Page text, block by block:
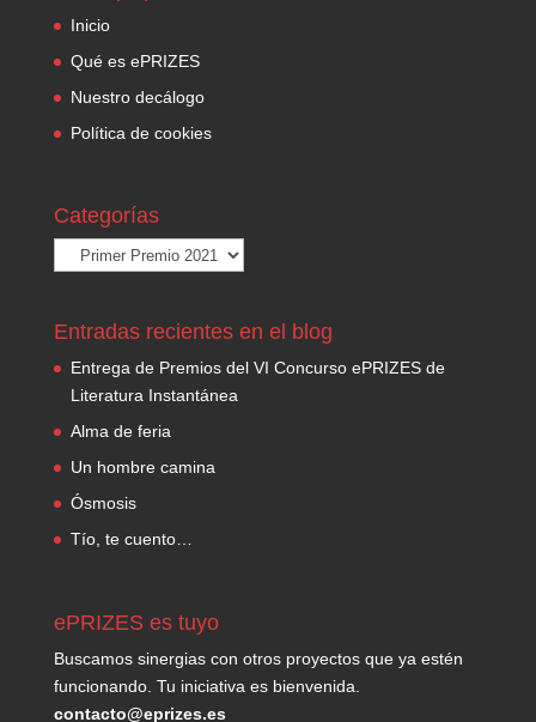
Inicio
Qué es ePRIZES
Nuestro decálogo
Política de cookies
Categorías
Categorías
Entradas recientes en el blog
Entrega de Premios del VI Concurso ePRIZES de
Literatura Instantánea
Alma de feria
Un hombre camina
Ósmosis
Tío, te cuento…
ePRIZES es tuyo
Buscamos sinergias con otros proyectos que ya estén
funcionando. Tu iniciativa es bienvenida.
contacto@eprizes.es